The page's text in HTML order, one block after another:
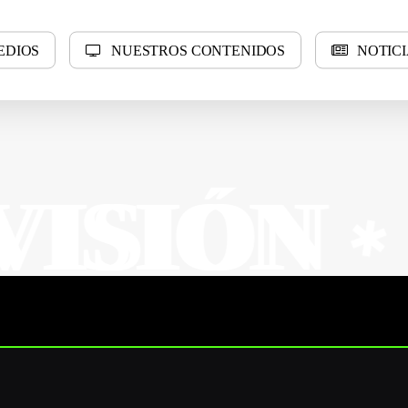
DIOS NUESTROS CONTENIDOS NOTICI